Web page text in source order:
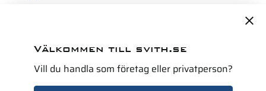
Välkommen till svith.se
Vill du handla som företag eller privatperson?